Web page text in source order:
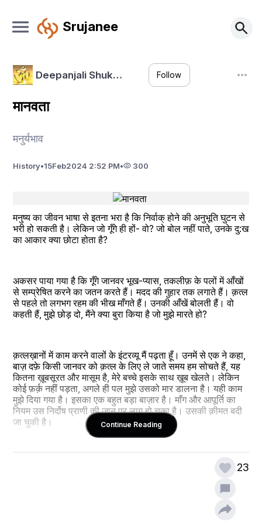
Srujanee
Deepanjali Shuk… Follow
मानवता
मनुर्यभाव
History•15Feb2024 2:52 PM• 300
मनुष्य का जीवन भाषा से इतना भरा है कि निर्वाक् होने की अनुभूति घुटन से
भरी हो सकती है। लेकिन जो गूँगे ही हों- वो? जो बोल नहीं पाते, उनके दु:ख
का आकार क्या छोटा होता है?
अकसर पाया गया है कि गूँगे जानवर भूख-प्यास, तकलीफ़ के पलों में आँखों
से सम्प्रेषित करने का जतन करते हैं। मदद की गुहार तक लगाते हैं। क़त्ल
से पहले तो लगभग रहम की भीख माँगते हैं। उनकी आँखें बोलती हैं। वो
कहती हैं, मुझे छोड़ दो, मैंने क्या बुरा किया है जो मुझे मारते हो?
क़त्लख़ानों में काम करने वालों के इंटरव्यू मैं पढ़ता हूँ। उनमें से एक ने कहा,
बाज़ दफ़े किसी जानवर को क़त्ल के लिए ले जाते समय हम सोचते हैं, यह
कितना ख़ूबसूरत और मासूम है, मेरे बच्चे इसके साथ ख़ूब खेलते। लेकिन
कोई फ़र्क़ नहीं पड़ता, अगले ही पल मुझे उसको मार डालना है। यही काम
मुझे दिया गया है। इसका एक बहुत बड़ा बाज़ार है। माँग और आपूर्ति का
नियम उस निर्दोष प्राणी की जान पर लागू हो चुका है। उसकी क़ीमत बदी
जा चुकी है।
ऐसे ही एक कामगार ने एक इंटरव्यू में बताया कि अकसर ऐसा होता है किसी
जानवर को क़त्ल के लिए ले जाते समय जैसे ही उसे एहसास होता है कि
कुछ अशुभ होने जा रहा है, वह हमें कसकर जकड़ लेता है मानो हमीं से
उम्मीद करता हो कि उसे बचायेंगे। वह नहीं जानता कि हम ही उसका गला
Continue Reading
23